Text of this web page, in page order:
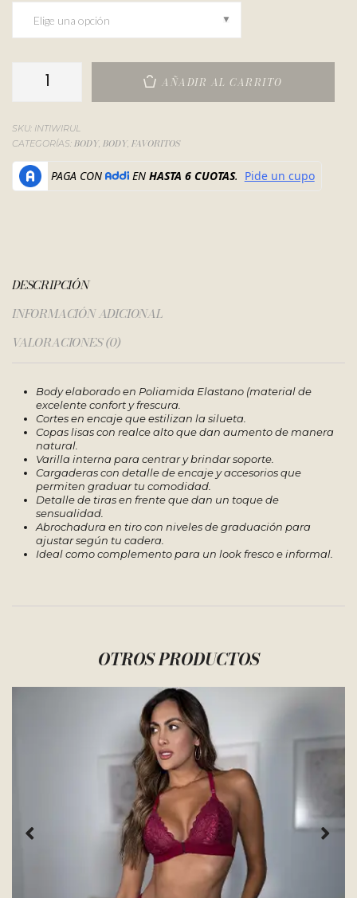
AÑADIR AL CARRITO
SKU: INTIWIRUL
CATEGORÍAS: BODY, BODY, FAVORITOS
DESCRIPCIÓN
INFORMACIÓN ADICIONAL
VALORACIONES (0)
Body elaborado en Poliamida Elastano (material de
excelente confort y frescura.
Cortes en encaje que estilizan la silueta.
Copas lisas con realce alto que dan aumento de manera
natural.
Varilla interna para centrar y brindar soporte.
Cargaderas con detalle de encaje y accesorios que
permiten graduar tu comodidad.
Detalle de tiras en frente que dan un toque de
sensualidad.
Abrochadura en tiro con niveles de graduación para
ajustar según tu cadera.
Ideal como complemento para un look fresco e informal.
OTROS PRODUCTOS